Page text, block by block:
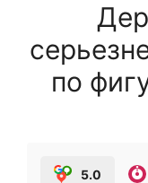
по
5.0